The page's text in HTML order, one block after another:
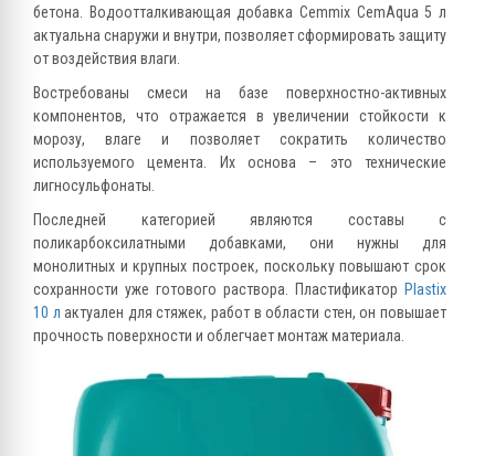
бетона. Водоотталкивающая добавка Cemmix CemAqua 5 л
актуальна снаружи и внутри, позволяет сформировать защиту
от воздействия влаги.
Востребованы смеси на базе поверхностно-активных
компонентов, что отражается в увеличении стойкости к
морозу, влаге и позволяет сократить количество
используемого цемента. Их основа – это технические
лигносульфонаты.
Последней категорией являются составы с
поликарбоксилатными добавками, они нужны для
монолитных и крупных построек, поскольку повышают срок
сохранности уже готового раствора. Пластификатор Plastix
10 л актуален для стяжек, работ в области стен, он повышает
прочность поверхности и облегчает монтаж материала.